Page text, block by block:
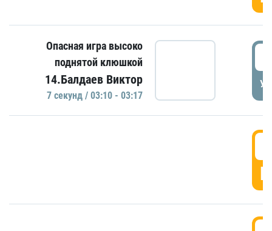
Опасная игра высоко
поднятой клюшкой
14.Балдаев Виктор
7 секунд / 03:10 - 03:17